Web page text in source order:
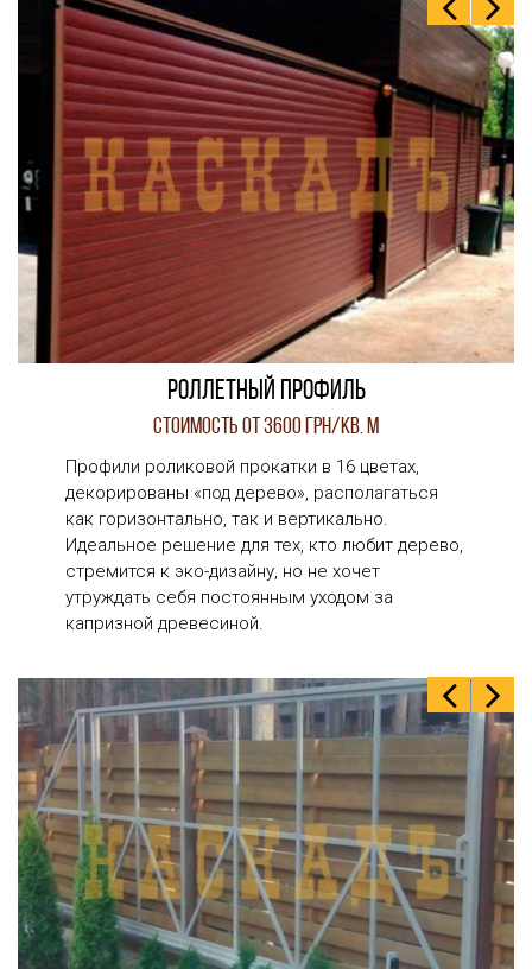
Роллетный профиль
Стоимость от 3600 грн/кв. м
Профили роликовой прокатки в 16 цветах,
декорированы «под дерево», располагаться
как горизонтально, так и вертикально.
Идеальное решение для тех, кто любит дерево,
стремится к эко-дизайну, но не хочет
утруждать себя постоянным уходом за
капризной древесиной.